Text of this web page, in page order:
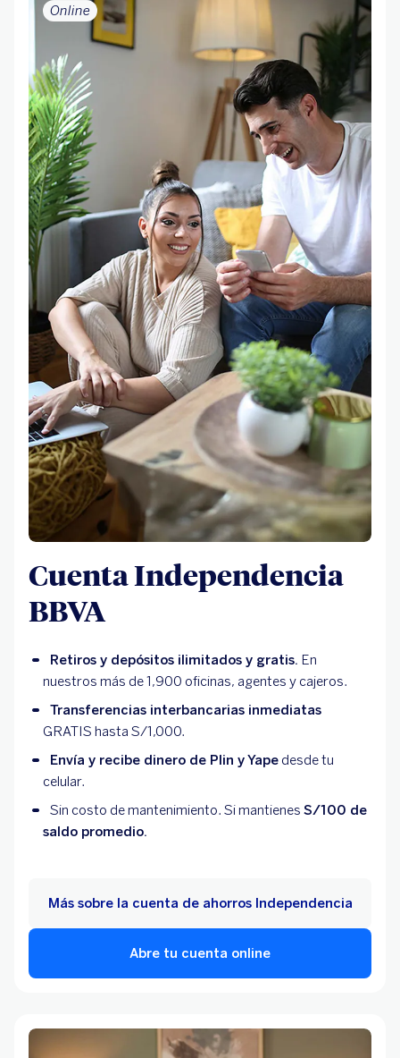
Online
Cuenta Independencia
BBVA
Retiros y depósitos ilimitados y gratis. En
nuestros más de 1,900 oficinas, agentes y cajeros.
Transferencias interbancarias inmediatas
GRATIS hasta S/1,000.
Envía y recibe dinero de Plin y Yape desde tu
celular.
Sin costo de mantenimiento. Si mantienes S/100 de
saldo promedio.
Abre tu cuenta online
Más sobre la cuenta de ahorros Independencia